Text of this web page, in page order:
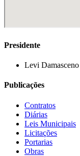
Presidente
Levi Damasceno
Publicações
Contratos
Diárias
Leis Municipais
Licitações
Portarias
Obras